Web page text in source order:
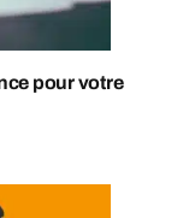
pour votre